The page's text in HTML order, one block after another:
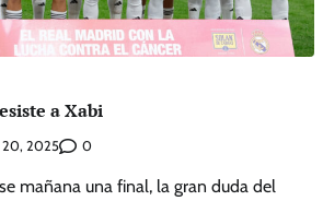
a Xabi
20, 2025 0
mañana una final, la gran duda del